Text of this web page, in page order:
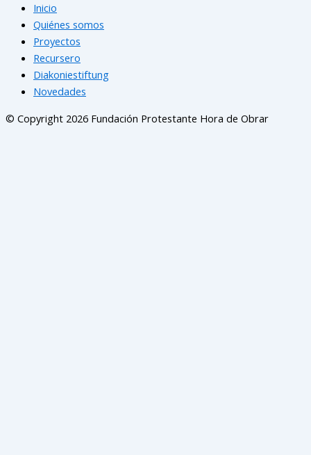
Inicio
Quiénes somos
Proyectos
Recursero
Diakoniestiftung
Novedades
© Copyright 2026 Fundación Protestante Hora de Obrar